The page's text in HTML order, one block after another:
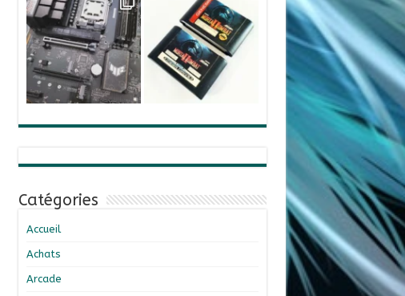
Catégories
Accueil
Achats
Arcade